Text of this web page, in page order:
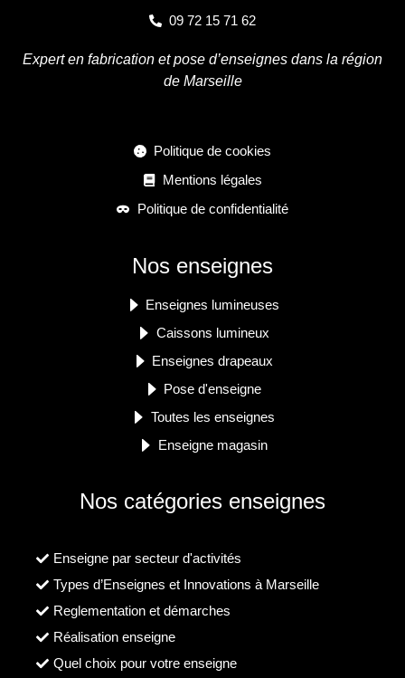
09 72 15 71 62
Expert en fabrication et pose d’enseignes dans la région
de Marseille
Politique de cookies
Mentions légales
Politique de confidentialité
Nos enseignes
Enseignes lumineuses
Caissons lumineux
Enseignes drapeaux
Pose d'enseigne
Toutes les enseignes
Enseigne magasin
Nos catégories enseignes
Enseigne par secteur d'activités
Types d’Enseignes et Innovations à Marseille
Reglementation et démarches
Réalisation enseigne
Quel choix pour votre enseigne